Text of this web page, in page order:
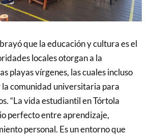
que la educación y cultura es el
locales otorgan a la
playas vírgenes, las cuales incluso
la comunidad universitaria para
“La vida estudiantil en Tórtola
perfecto entre aprendizaje,
personal. Es un entorno que